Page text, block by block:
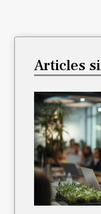
Articles